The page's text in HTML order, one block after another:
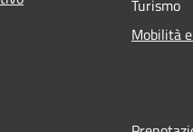
Turismo
Mobilità